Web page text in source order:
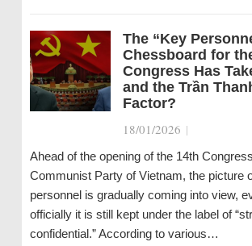
The “Key
Chessboard for
Congress Has
and the Trần
Factor?
18/01/2026 |
Ahead of the opening of the 14th
Communist Party of Vietnam, the picture
personnel is gradually coming into view,
officially it is still kept under the label of
confidential.” According to various…